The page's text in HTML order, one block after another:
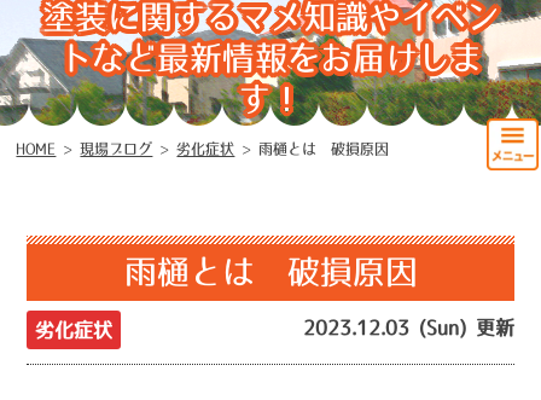
塗装に関するマメ知識やイベン
トなど最新情報をお届けしま
す！
HOME >現場ブログ >劣化症状 > 雨樋とは 破損原因
雨樋とは 破損原因
劣化症状 2023.12.03 (Sun) 更新